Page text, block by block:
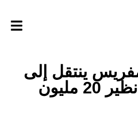
ينتقل إلى
ريال مدريد نظير 20 مليون